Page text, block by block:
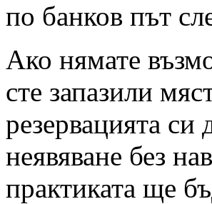
по банков път
Ако нямате
сте запазили
резервацията
неявяване без
практиката ще